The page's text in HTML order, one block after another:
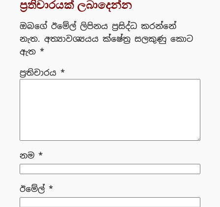
ප්‍රතිචාරයක් ලබාදෙන්න
ඔබගේ ඊමේල් ලිපිනය ප්‍රසිද්ධ කරන්නේ
නැත. අත්‍යාවශ්‍යයය ක්ෂේත්‍ර සලකුණු කොට
ඇත *
ප්‍රතිචාරය *
නම *
ඊමේල් *